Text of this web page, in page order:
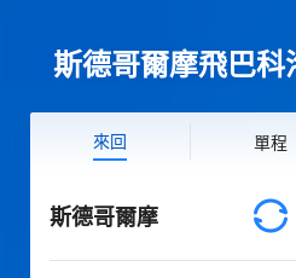
斯德哥爾摩飛巴
來回 單程
斯德哥爾摩